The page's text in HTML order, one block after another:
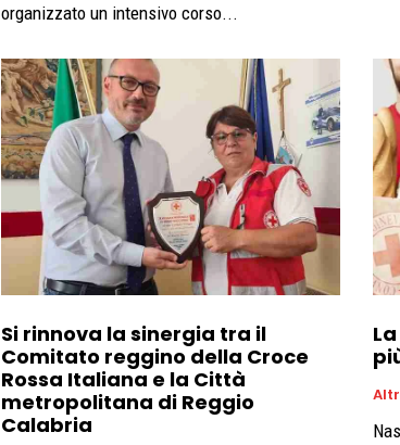
organizzato un intensivo corso...
Si rinnova la sinergia tra il
Comitato reggino della Croce
Rossa Italiana e la Città
metropolitana di Reggio
Calabria